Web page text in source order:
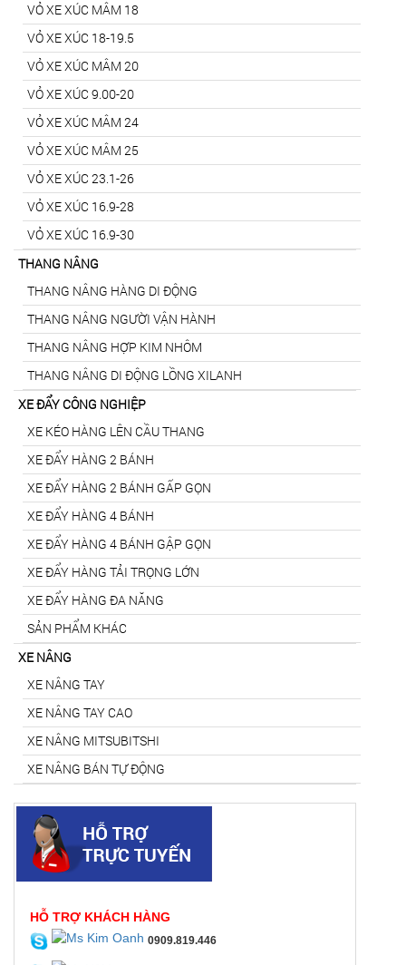
VỎ XE XÚC MÂM 18
VỎ XE XÚC 18-19.5
VỎ XE XÚC MÂM 20
VỎ XE XÚC 9.00-20
VỎ XE XÚC MÂM 24
VỎ XE XÚC MÂM 25
VỎ XE XÚC 23.1-26
VỎ XE XÚC 16.9-28
VỎ XE XÚC 16.9-30
THANG NÂNG
THANG NÂNG HÀNG DI ĐỘNG
THANG NÂNG NGƯỜI VẬN HÀNH
THANG NÂNG HỢP KIM NHÔM
THANG NÂNG DI ĐỘNG LỒNG XILANH
XE ĐẨY CÔNG NGHIỆP
XE KÉO HÀNG LÊN CẦU THANG
XE ĐẨY HÀNG 2 BÁNH
XE ĐẨY HÀNG 2 BÁNH GẤP GỌN
XE ĐẨY HÀNG 4 BÁNH
XE ĐẨY HÀNG 4 BÁNH GẬP GỌN
XE ĐẨY HÀNG TẢI TRỌNG LỚN
XE ĐẨY HÀNG ĐA NĂNG
SẢN PHẨM KHÁC
XE NÂNG
XE NÂNG TAY
XE NÂNG TAY CAO
XE NÂNG MITSUBITSHI
XE NÂNG BÁN TỰ ĐỘNG
HỖ TRỢ KHÁCH HÀNG
0909.819.446